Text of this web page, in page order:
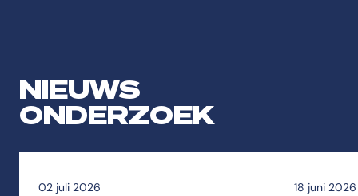
NIEUWS
ONDERZOEK
02 juli 2026 18 juni 2026